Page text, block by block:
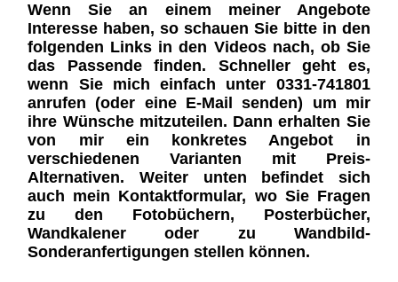
Wenn Sie an einem meiner Angebote
Interesse haben, so schauen Sie bitte in den
folgenden Links in den Videos nach, ob Sie
das Passende finden. Schneller geht es,
wenn Sie mich einfach unter 0331-741801
anrufen (oder eine E-Mail senden) um mir
ihre Wünsche mitzuteilen. Dann erhalten Sie
von mir ein konkretes Angebot in
verschiedenen Varianten mit Preis-
Alternativen. Weiter unten befindet sich
auch mein Kontaktformular, wo Sie Fragen
zu den Fotobüchern, Posterbücher,
Wandkalener oder zu Wandbild-
Sonderanfertigungen stellen können.